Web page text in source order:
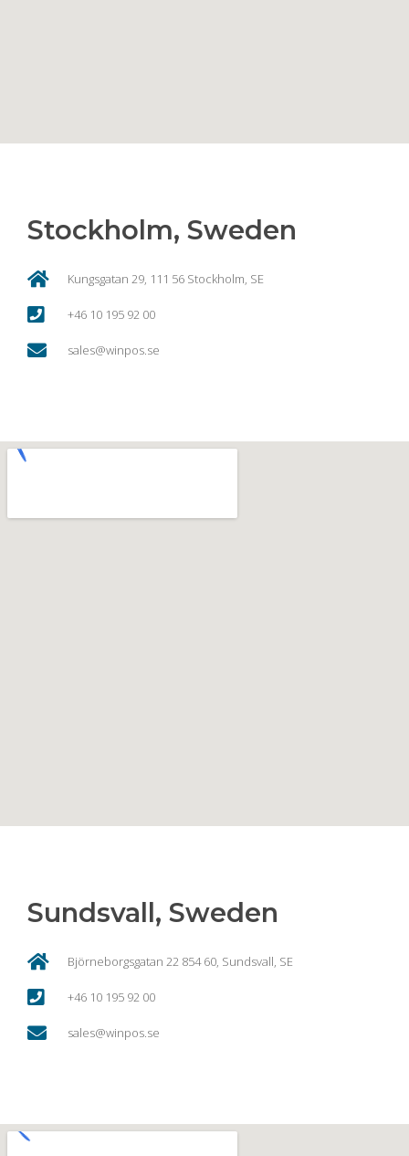
Stockholm, Sweden
Kungsgatan 29, 111 56 Stockholm, SE
+46 10 195 92 00
sales@winpos.se
Sundsvall, Sweden
Björneborgsgatan 22 854 60, Sundsvall, SE
+46 10 195 92 00
sales@winpos.se